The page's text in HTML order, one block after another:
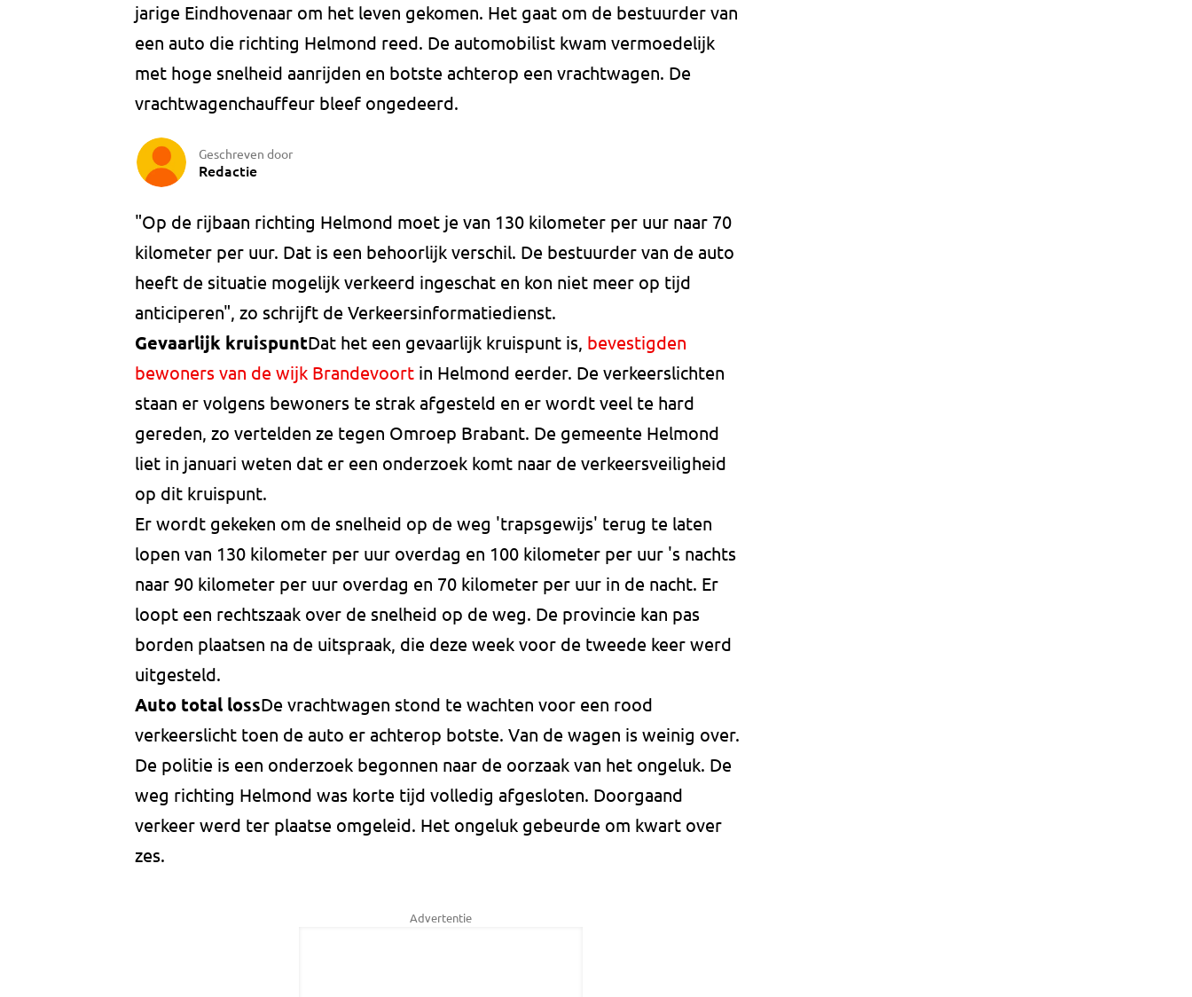
jarige Eindhovenaar om het leven gekomen. Het gaat om de bestuurder van
een auto die richting Helmond reed. De automobilist kwam vermoedelijk
met hoge snelheid aanrijden en botste achterop een vrachtwagen. De
vrachtwagenchauffeur bleef ongedeerd.
Geschreven door
Redactie
"Op de rijbaan richting Helmond moet je van 130 kilometer per uur naar 70
kilometer per uur. Dat is een behoorlijk verschil. De bestuurder van de auto
heeft de situatie mogelijk verkeerd ingeschat en kon niet meer op tijd
anticiperen", zo schrijft de Verkeersinformatiedienst.
Gevaarlijk kruispuntDat het een gevaarlijk kruispunt is, bevestigden
bewoners van de wijk Brandevoort in Helmond eerder. De verkeerslichten
staan er volgens bewoners te strak afgesteld en er wordt veel te hard
gereden, zo vertelden ze tegen Omroep Brabant. De gemeente Helmond
liet in januari weten dat er een onderzoek komt naar de verkeersveiligheid
op dit kruispunt.
Er wordt gekeken om de snelheid op de weg 'trapsgewijs' terug te laten
lopen van 130 kilometer per uur overdag en 100 kilometer per uur 's nachts
naar 90 kilometer per uur overdag en 70 kilometer per uur in de nacht. Er
loopt een rechtszaak over de snelheid op de weg. De provincie kan pas
borden plaatsen na de uitspraak, die deze week voor de tweede keer werd
uitgesteld.
Auto total lossDe vrachtwagen stond te wachten voor een rood
verkeerslicht toen de auto er achterop botste. Van de wagen is weinig over.
De politie is een onderzoek begonnen naar de oorzaak van het ongeluk. De
weg richting Helmond was korte tijd volledig afgesloten. Doorgaand
verkeer werd ter plaatse omgeleid. Het ongeluk gebeurde om kwart over
zes.
Advertentie